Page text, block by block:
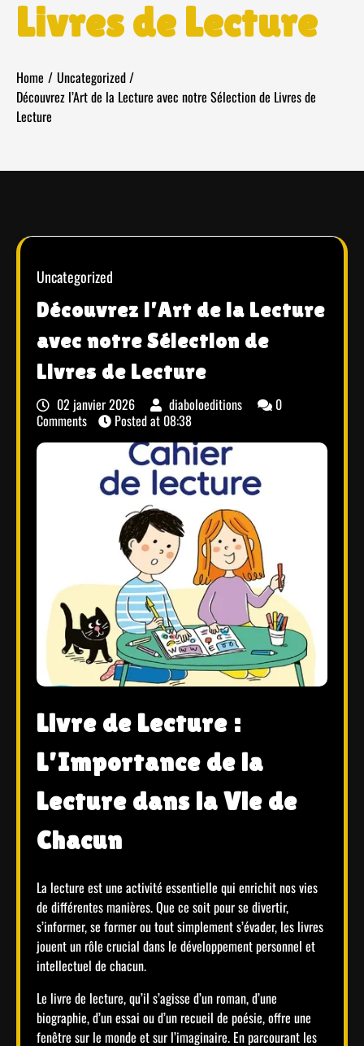
Livres de Lecture
Home
Uncategorized
Découvrez l’Art de la Lecture avec notre Sélection de Livres de
Lecture
Uncategorized
Découvrez l’Art de la Lecture
avec notre Sélection de
Livres de Lecture
02 janvier 2026 diaboloeditions
0
Comments
Posted at 08:38
Livre de Lecture :
L’Importance de la
Lecture dans la Vie de
Chacun
La lecture est une activité essentielle qui enrichit nos vies
de différentes manières. Que ce soit pour se divertir,
s’informer, se former ou tout simplement s’évader, les livres
jouent un rôle crucial dans le développement personnel et
intellectuel de chacun.
Le livre de lecture, qu’il s’agisse d’un roman, d’une
biographie, d’un essai ou d’un recueil de poésie, offre une
fenêtre sur le monde et sur l’imaginaire. En parcourant les